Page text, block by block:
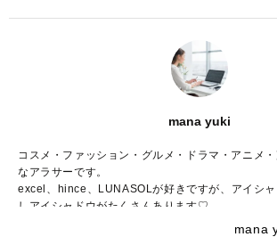
mana yuki
コスメ・ファッション・グルメ・ドラマ・アニメ
なアラサーです。
excel、hince、LUNASOLが好きですが、アイシャ
しアイシャドウがたくさんあります♡
コスメの写真を撮るのも大好きで、眺めて一日が
mana